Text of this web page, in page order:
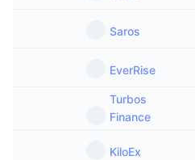
Saros
EverRise
Turbos
Finance
KiloEx